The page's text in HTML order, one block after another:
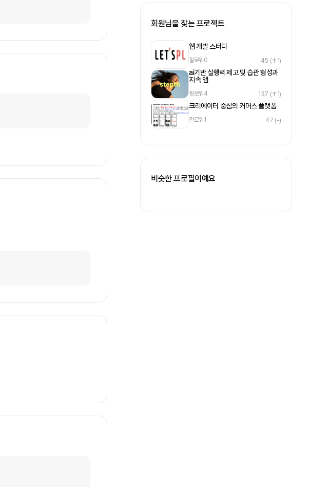
회원님을 찾는 프로젝트
웹 개발 스터디
팔로워0 45 (↑1)
ai기반 실행력 제고 및 습관 형성과
지속 앱
팔로워4 137 (↑1)
크리에이터 중심의 커머스 플랫폼
팔로워1 47 (-)
비슷한 프로필이예요